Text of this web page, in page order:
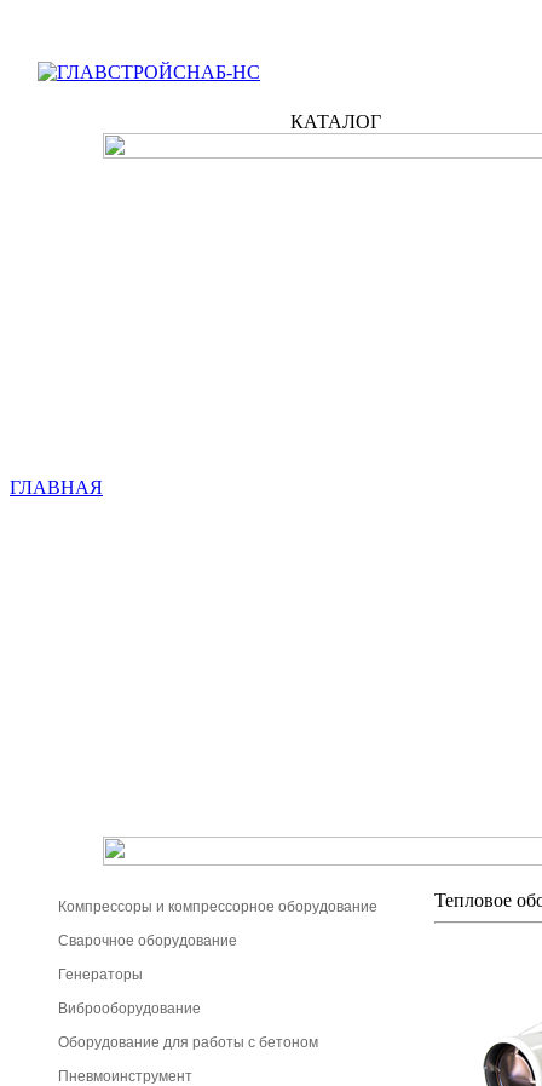
ГЛАВНАЯ
КАТАЛОГ
Компрессоры и компрессорное оборудование
Сварочное оборудование
Генераторы
Виброоборудование
Оборудование для работы с бетоном
Пневмоинструмент
Тепловое